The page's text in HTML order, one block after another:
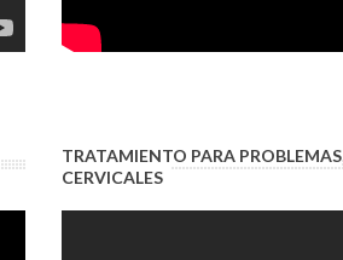
TRATAMIENTO PARA PROBLEMAS
CERVICALES